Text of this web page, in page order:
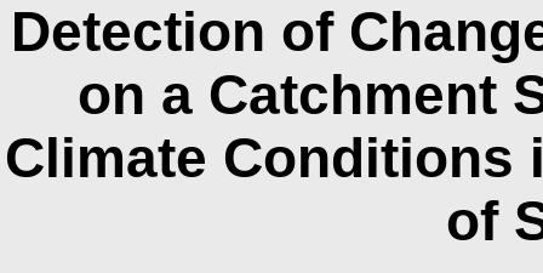
Detection of
on a Catchment
Climate Conditions
of